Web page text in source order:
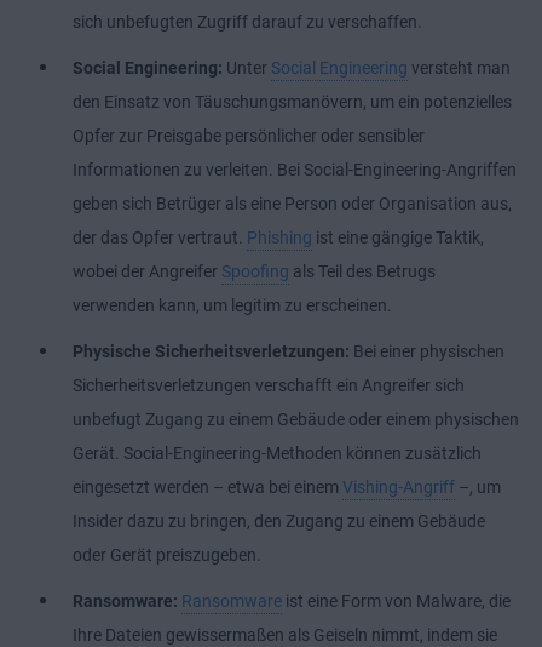
sich unbefugten Zugriff darauf zu verschaffen.
Social Engineering: Unter Social Engineering versteht man
den Einsatz von Täuschungsmanövern, um ein potenzielles
Opfer zur Preisgabe persönlicher oder sensibler
Informationen zu verleiten. Bei Social-Engineering-Angriffen
geben sich Betrüger als eine Person oder Organisation aus,
der das Opfer vertraut. Phishing ist eine gängige Taktik,
wobei der Angreifer Spoofing als Teil des Betrugs
verwenden kann, um legitim zu erscheinen.
Physische Sicherheitsverletzungen: Bei einer physischen
Sicherheitsverletzungen verschafft ein Angreifer sich
unbefugt Zugang zu einem Gebäude oder einem physischen
Gerät. Social-Engineering-Methoden können zusätzlich
eingesetzt werden – etwa bei einem Vishing-Angriff –, um
Insider dazu zu bringen, den Zugang zu einem Gebäude
oder Gerät preiszugeben.
Ransomware: Ransomware ist eine Form von Malware, die
Ihre Dateien gewissermaßen als Geiseln nimmt, indem sie